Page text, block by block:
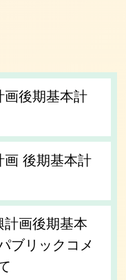
画後期基本計
画 後期基本計
計画後期基本
ブリックコメ